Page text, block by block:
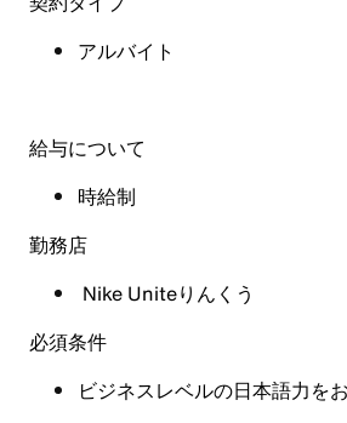
アルバイト
給与について
時給制
勤務店
Nike Uniteりんくう
必須条件
ビジネスレベルの日本語力を